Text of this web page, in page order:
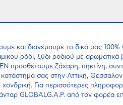
και διανέμουμε το δικό μας
ρόδι, ξύδι ροδιού με αρωματικά
προσθέτουμε ζάχαρη, πηκτίνη,
σας στην Αττική,
Για περισσότερες
GLOBALG.A.P. από τον φορέα